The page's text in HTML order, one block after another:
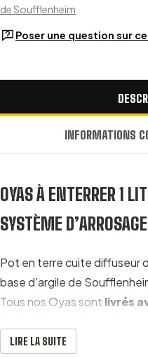
de Soufflenheim
Poser une question sur
INFORMATIONS
OYAS À ENTERRER 1
SYSTÈME
Pot en terre cuite diffuseur
base d’argile de
Tous nos Oyas sont livrés
moustiques par exemple…).
LIRE LA SUITE